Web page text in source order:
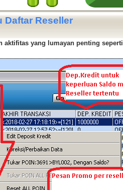
Daftar Reseller
aktifitas yang lumayan penting seperti